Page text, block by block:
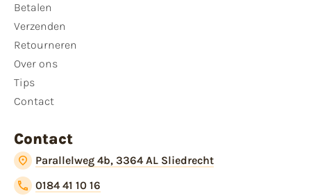
Betalen
Verzenden
Retourneren
Over ons
Tips
Contact
Contact
Parallelweg 4b, 3364 AL Sliedrecht
0184 41 10 16